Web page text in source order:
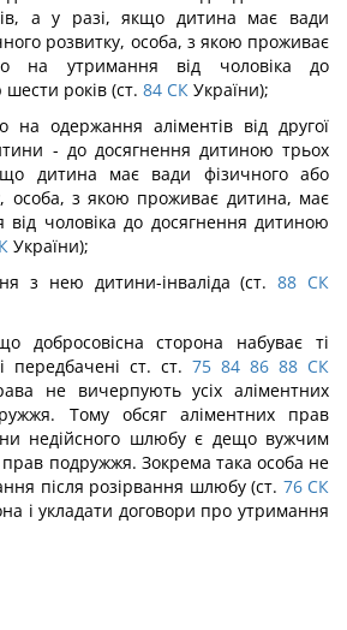
а у разі, якщо дитина має вади
розвитку, особа, з якою проживає
на утримання від чоловіка до
років (ст. 84 СК України);
на одержання аліментів від другої
- до досягнення дитиною трьох
дитина має вади фізичного або
особа, з якою проживає дитина, має
чоловіка до досягнення дитиною
України);
з нею дитини-інваліда (ст. 88 СК
добросовісна сторона набуває ті
передбачені ст. ст. 75 84 86 88 СК
не вичерпують усіх аліментних
Тому обсяг аліментних прав
недійсного шлюбу є дещо вужчим
прав подружжя. Зокрема така особа не
після розірвання шлюбу (ст. 76 СК
і укладати договори про утримання